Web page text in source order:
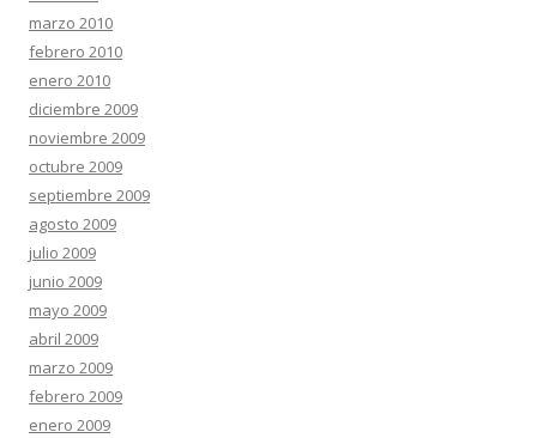
marzo 2010
febrero 2010
enero 2010
diciembre 2009
noviembre 2009
octubre 2009
septiembre 2009
agosto 2009
julio 2009
junio 2009
mayo 2009
abril 2009
marzo 2009
febrero 2009
enero 2009